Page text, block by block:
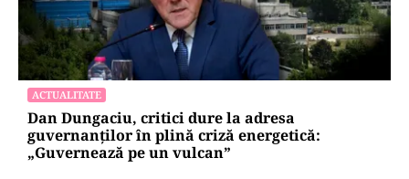
ACTUALITATE
Dan Dungaciu, critici dure la adresa
guvernanților în plină criză energetică:
„Guvernează pe un vulcan”